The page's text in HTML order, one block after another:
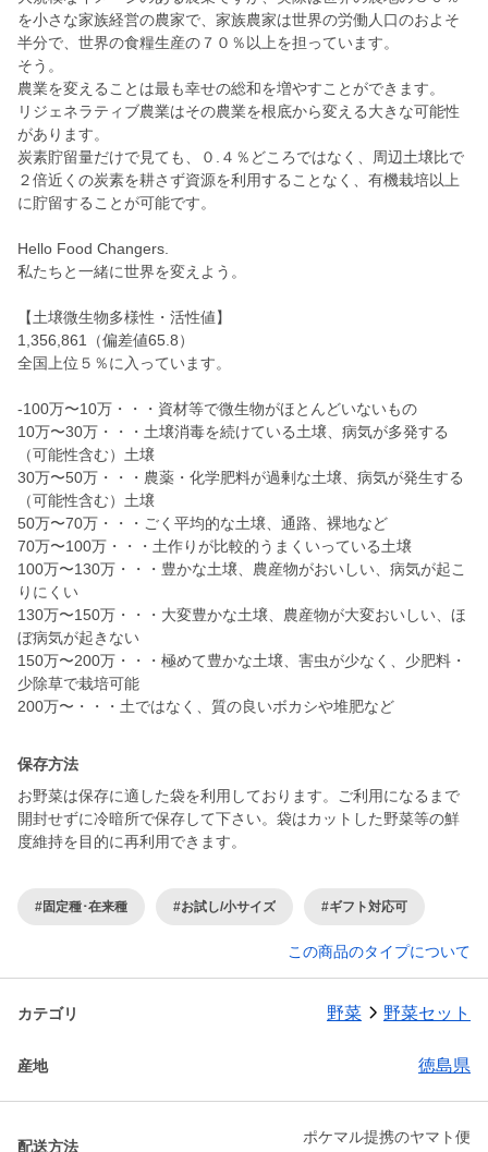
を小さな家族経営の農家で、家族農家は世界の労働人口のおよそ
半分で、世界の食糧生産の７０％以上を担っています。
そう。
農業を変えることは最も幸せの総和を増やすことができます。
リジェネラティブ農業はその農業を根底から変える大きな可能性
があります。
炭素貯留量だけで見ても、０.４％どころではなく、周辺土壌比で
２倍近くの炭素を耕さず資源を利用することなく、有機栽培以上
に貯留することが可能です。
Hello Food Changers.
私たちと一緒に世界を変えよう。
【土壌微生物多様性・活性値】
1,356,861（偏差値65.8）
全国上位５％に入っています。
-100万〜10万・・・資材等で微生物がほとんどいないもの
10万〜30万・・・土壌消毒を続けている土壌、病気が多発する
（可能性含む）土壌
30万〜50万・・・農薬・化学肥料が過剰な土壌、病気が発生する
（可能性含む）土壌
50万〜70万・・・ごく平均的な土壌、通路、裸地など
70万〜100万・・・土作りが比較的うまくいっている土壌
100万〜130万・・・豊かな土壌、農産物がおいしい、病気が起こ
りにくい
130万〜150万・・・大変豊かな土壌、農産物が大変おいしい、ほ
ぼ病気が起きない
150万〜200万・・・極めて豊かな土壌、害虫が少なく、少肥料・
少除草で栽培可能
200万〜・・・土ではなく、質の良いボカシや堆肥など
保存方法
お野菜は保存に適した袋を利用しております。ご利用になるまで
開封せずに冷暗所で保存して下さい。袋はカットした野菜等の鮮
度維持を目的に再利用できます。
#固定種･在来種 #お試し/小サイズ #ギフト対応可
この商品のタイプについて
カテゴリ 野菜 野菜セット
産地 徳島県
配送方法
ポケマル提携のヤマト便